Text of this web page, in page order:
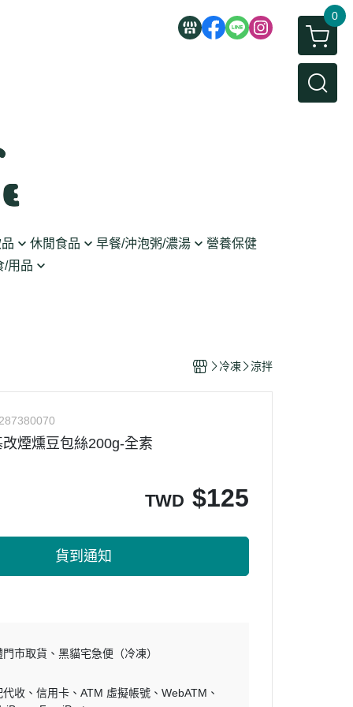
0
休閒食品 早餐/沖泡粥/濃湯
營養保健
/用品
冷凍 涼拌
煙燻豆包絲200g-全素
TWD $125
貨到通知
門市取貨
黑貓宅急便（冷凍）
代收 信用卡 ATM 虛擬帳號
WebATM